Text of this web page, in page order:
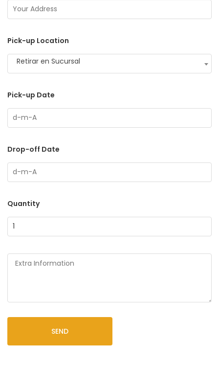
Pick-up Location
Retirar en Sucursal
Pick-up Date
Drop-off Date
Quantity
SEND